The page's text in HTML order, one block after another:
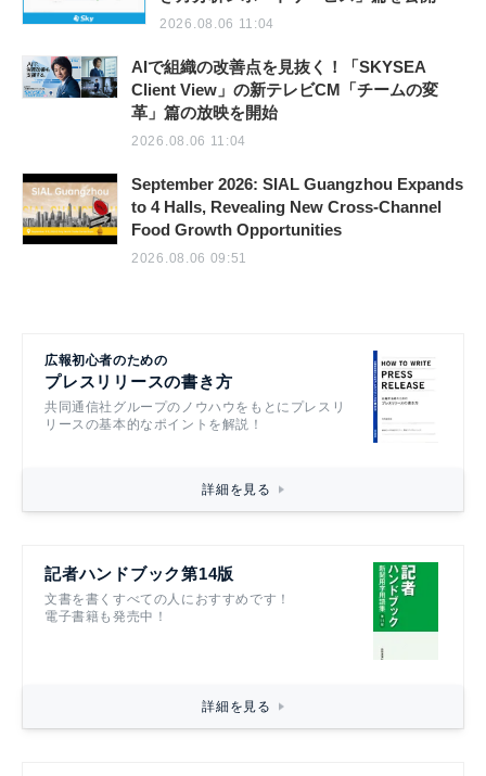
2026.08.06 11:04
AIで組織の改善点を見抜く！「SKYSEA
Client View」の新テレビCM「チームの変
革」篇の放映を開始
2026.08.06 11:04
September 2026: SIAL Guangzhou Expands
to 4 Halls, Revealing New Cross-Channel
Food Growth Opportunities
2026.08.06 09:51
広報初心者のための
プレスリリースの書き方
共同通信社グループのノウハウをもとにプレスリ
リースの基本的なポイントを解説！
詳細を見る
記者ハンドブック第14版
文書を書くすべての人におすすめです！
電子書籍も発売中！
詳細を見る